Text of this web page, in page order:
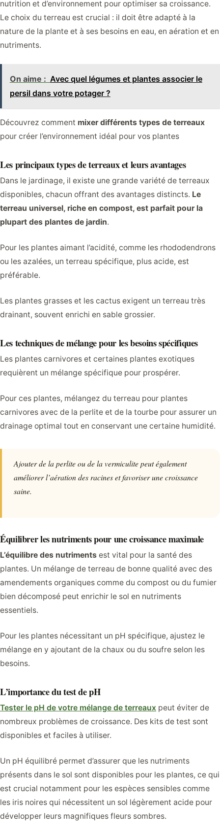
nutrition et d’environnement pour optimiser sa croissance.
Le choix du terreau est crucial : il doit être adapté à la
nature de la plante et à ses besoins en eau, en aération et en
nutriments.
On aime : Avec quel légumes et plantes associer le
persil dans votre potager ?
Découvrez comment mixer différents types de terreaux
pour créer l’environnement idéal pour vos plantes
Les principaux types de terreaux et leurs avantages
Dans le jardinage, il existe une grande variété de terreaux
disponibles, chacun offrant des avantages distincts. Le
terreau universel, riche en compost, est parfait pour la
plupart des plantes de jardin.
Pour les plantes aimant l’acidité, comme les rhododendrons
ou les azalées, un terreau spécifique, plus acide, est
préférable.
Les plantes grasses et les cactus exigent un terreau très
drainant, souvent enrichi en sable grossier.
Les techniques de mélange pour les besoins spécifiques
Les plantes carnivores et certaines plantes exotiques
requièrent un mélange spécifique pour prospérer.
Pour ces plantes, mélangez du terreau pour plantes
carnivores avec de la perlite et de la tourbe pour assurer un
drainage optimal tout en conservant une certaine humidité.
Ajouter de la perlite ou de la vermiculite peut également
améliorer l’aération des racines et favoriser une croissance
saine.
Équilibrer les nutriments pour une croissance maximale
L’équilibre des nutriments est vital pour la santé des
plantes. Un mélange de terreau de bonne qualité avec des
amendements organiques comme du compost ou du fumier
bien décomposé peut enrichir le sol en nutriments
essentiels.
Pour les plantes nécessitant un pH spécifique, ajustez le
mélange en y ajoutant de la chaux ou du soufre selon les
besoins.
L’importance du test de pH
Tester le pH de votre mélange de terreaux peut éviter de
nombreux problèmes de croissance. Des kits de test sont
disponibles et faciles à utiliser.
Un pH équilibré permet d’assurer que les nutriments
présents dans le sol sont disponibles pour les plantes, ce qui
est crucial notamment pour les espèces sensibles comme
les iris noires qui nécessitent un sol légèrement acide pour
développer leurs magnifiques fleurs sombres.